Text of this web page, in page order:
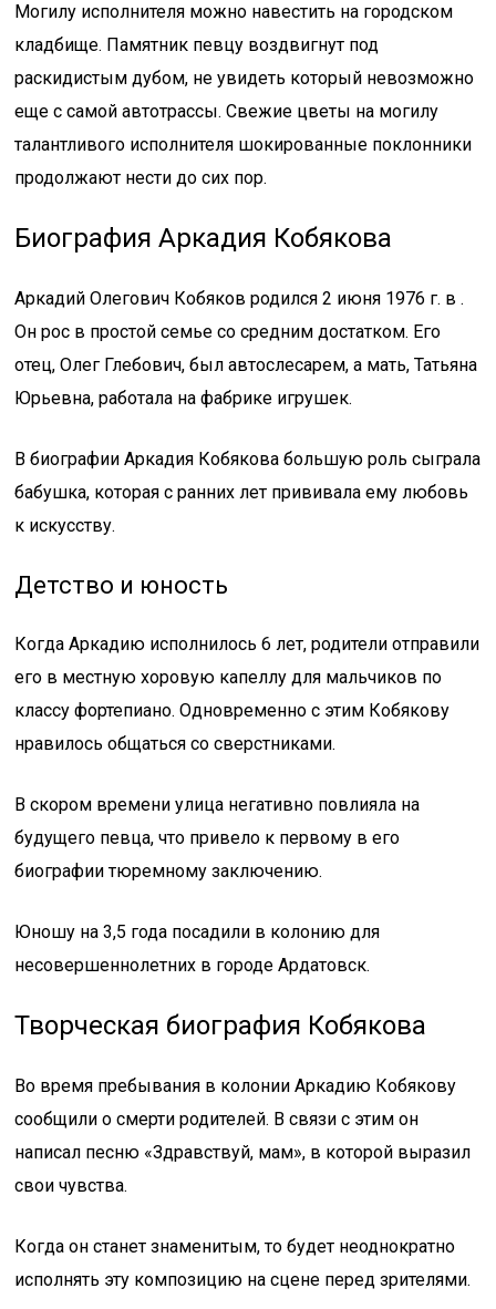
Могилу исполнителя можно навестить на городском
кладбище. Памятник певцу воздвигнут под
раскидистым дубом, не увидеть который невозможно
еще с самой автотрассы. Свежие цветы на могилу
талантливого исполнителя шокированные поклонники
продолжают нести до сих пор.
Биография Аркадия Кобякова
Аркадий Олегович Кобяков родился 2 июня 1976 г. в .
Он рос в простой семье со средним достатком. Его
отец, Олег Глебович, был автослесарем, а мать, Татьяна
Юрьевна, работала на фабрике игрушек.
В биографии Аркадия Кобякова большую роль сыграла
бабушка, которая с ранних лет прививала ему любовь
к искусству.
Детство и юность
Когда Аркадию исполнилось 6 лет, родители отправили
его в местную хоровую капеллу для мальчиков по
классу фортепиано. Одновременно с этим Кобякову
нравилось общаться со сверстниками.
В скором времени улица негативно повлияла на
будущего певца, что привело к первому в его
биографии тюремному заключению.
Юношу на 3,5 года посадили в колонию для
несовершеннолетних в городе Ардатовск.
Творческая биография Кобякова
Во время пребывания в колонии Аркадию Кобякову
сообщили о смерти родителей. В связи с этим он
написал песню «Здравствуй, мам», в которой выразил
свои чувства.
Когда он станет знаменитым, то будет неоднократно
исполнять эту композицию на сцене перед зрителями.